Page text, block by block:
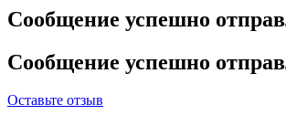
Сообщение успешно
Сообщение успешно
Оставьте отзыв